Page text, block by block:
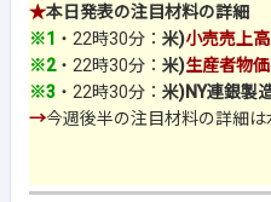
★本日発表の注目材料の詳細
※1 ・22時30分： 米)小売売上高
※2・22時30分： 米)生産者物
※3 ・22時30分： 米)NY連銀製
→今週後半の注目材料の詳細